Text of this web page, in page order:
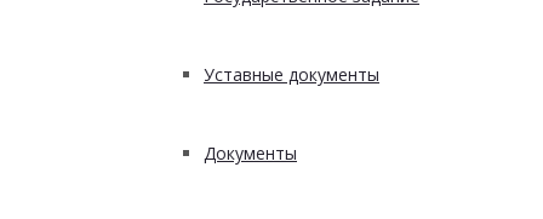
Уставные документы
Документы